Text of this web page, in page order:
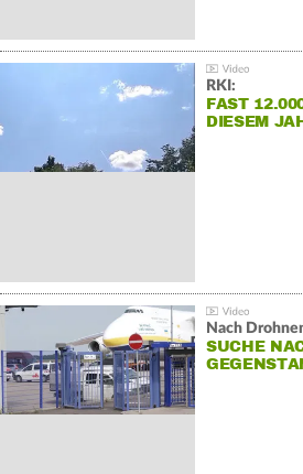
RKI:
FAST
DIESEM
Nach
SUCHE